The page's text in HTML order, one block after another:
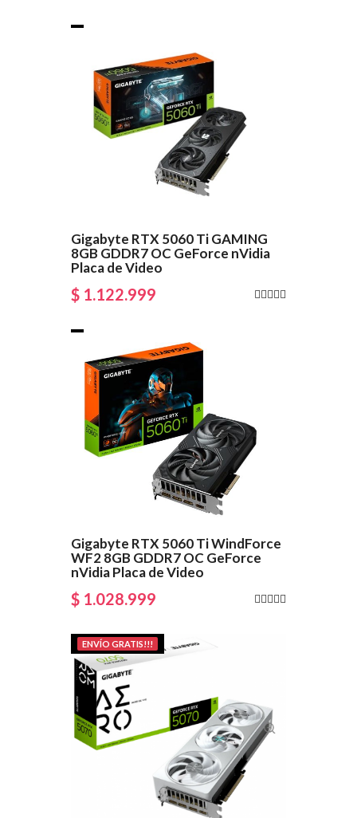
Gigabyte RTX 5060 Ti GAMING
8GB GDDR7 OC GeForce nVidia
Placa de Video
$ 1.122.999
Gigabyte RTX 5060 Ti WindForce
WF2 8GB GDDR7 OC GeForce
nVidia Placa de Video
$ 1.028.999
ENVÍO GRATIS!!!